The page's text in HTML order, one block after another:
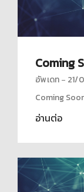
Coming
อัพเดท
21/
Coming
อ่านต่อ